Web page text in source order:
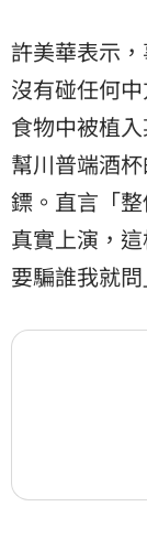
許美華表示
沒有碰任何
食物中被植
幫川普端酒
鏢。直言「​
真實上演，
要騙誰我就問